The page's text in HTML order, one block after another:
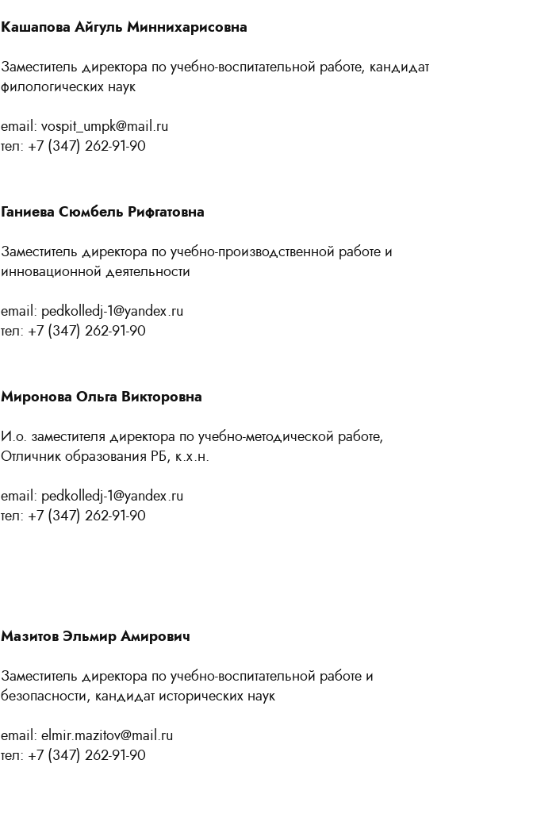
Кашапова Айгуль Миннихарисовна
Заместитель директора по учебно-воспитательной работе, кандидат
филологических наук
email: vospit_umpk@mail.ru
тел: +7 (347) 262-91-90
Ганиева Сюмбель Рифгатовна
Заместитель директора по учебно-производственной работе и
инновационной деятельности
email: pedkolledj-1@yandex.ru
тел: +7 (347) 262-91-90
Миронова Ольга Викторовна
И.о. заместителя директора по учебно-методической работе,
Отличник образования РБ, к.х.н.
email: pedkolledj-1@yandex.ru
тел: +7 (347) 262-91-90
Мазитов Эльмир Амирович
Заместитель директора по учебно-воспитательной работе и
безопасности, кандидат исторических наук
email: elmir.mazitov@mail.ru
тел: +7 (347) 262-91-90